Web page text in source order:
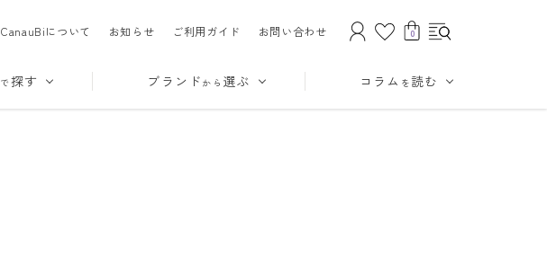
CanauBiについて お知らせ ご利用ガイド お問い合わせ 0
で探す ブランド から 選ぶ コラム を読む